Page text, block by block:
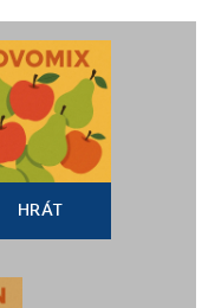
HRÁT